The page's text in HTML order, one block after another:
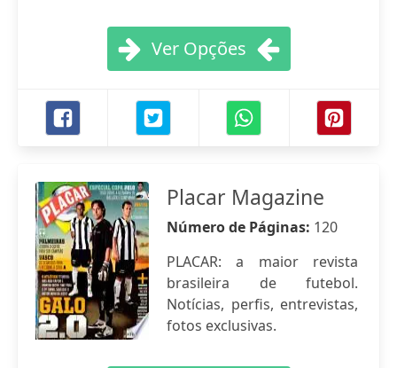
Ver Opções
Placar Magazine
Número de Páginas: 120
PLACAR: a maior revista
brasileira de futebol.
Notícias, perfis, entrevistas,
fotos exclusivas.